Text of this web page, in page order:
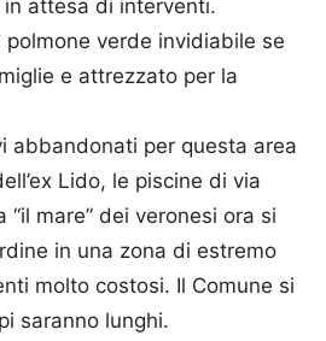
attesa di interventi.
verde invidiabile se
e attrezzato per la
abbandonati per questa area
Lido, le piscine di via
“il mare” dei veronesi ora si
in una zona di estremo
molto costosi. Il Comune si
saranno lunghi.